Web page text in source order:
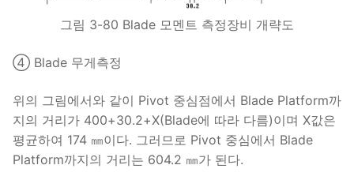
그림 3-80 Blade 모멘트 측정장비 개략도
④ Blade 무게측정
위의 그림에서와 같이 Pivot 중심점에서 Blade Platform까
지의 거리가 400+30.2+X(Blade에 따라 다름)이며 X값은
평균하여 174 ㎜이다. 그러므로 Pivot 중심에서 Blade
Platform까지의 거리는 604.2 ㎜가 된다.